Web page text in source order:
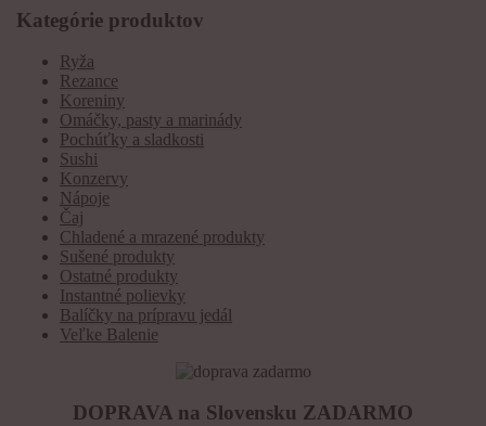
Kategórie produktov
Ryža
Rezance
Koreniny
Omáčky, pasty a marinády
Pochúťky a sladkosti
Sushi
Konzervy
Nápoje
Čaj
Chladené a mrazené produkty
Sušené produkty
Ostatné produkty
Instantné polievky
Balíčky na prípravu jedál
Veľke Balenie
DOPRAVA na Slovensku ZADARMO